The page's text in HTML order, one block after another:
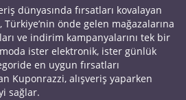
dünyasında fırsatları kovalayan
önde gelen mağazalarına
ve indirim kampanyalarını tek bir
ister elektronik, ister günlük
en uygun fırsatları
Kuponrazzi, alışveriş yaparken
sağlar.